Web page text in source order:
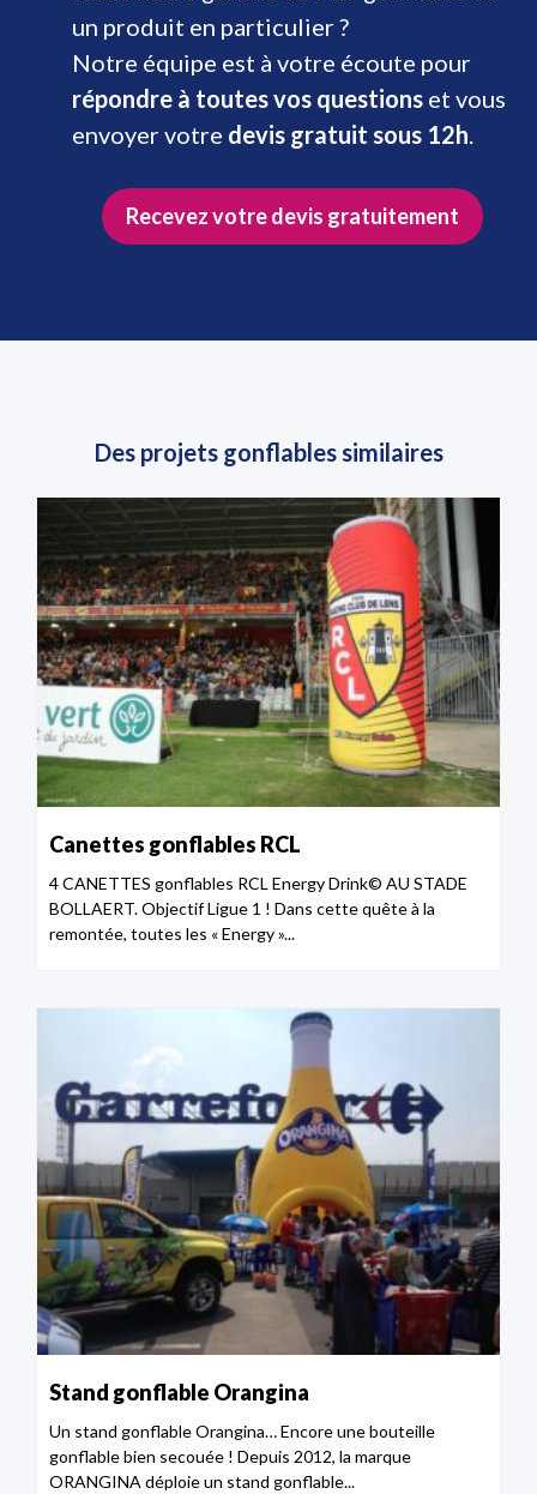
un produit en particulier ?
Notre équipe est à votre écoute pour
répondre à toutes vos questions et vous
envoyer votre devis gratuit sous 12h.
Recevez votre devis gratuitement
Des projets gonflables similaires
Canettes gonflables RCL
4 CANETTES gonflables RCL Energy Drink© AU STADE
BOLLAERT. Objectif Ligue 1 ! Dans cette quête à la
remontée, toutes les « Energy »...
Stand gonflable Orangina
Un stand gonflable Orangina… Encore une bouteille
gonflable bien secouée ! Depuis 2012, la marque
ORANGINA déploie un stand gonflable...